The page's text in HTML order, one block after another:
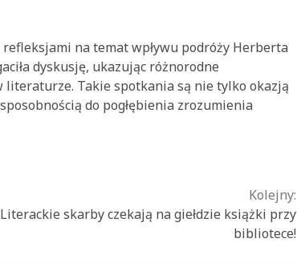
na temat wpływu podróży Herberta
dyskusję, ukazując różnorodne
Takie spotkania są nie tylko okazją
do pogłębienia zrozumienia
Kolejny:
Literackie skarby czekają na giełdzie książki przy
bibliotece!